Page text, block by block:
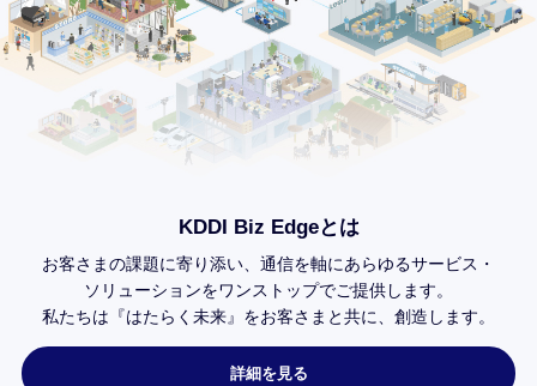
KDDI Biz Edgeとは
お客さまの課題に寄り添い、 通信を軸にあらゆるサービス・
ソリューションをワンストップでご提供します。
私たちは 『はたらく未来』をお客さまと共に、 創造します。
詳細を見る